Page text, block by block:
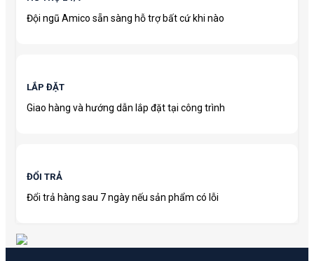
Đội ngũ Amico sẵn sàng hỗ trợ bất cứ khi nào
LẮP ĐẶT
Giao hàng và hướng dẫn lắp đặt tại công trình
ĐỔI TRẢ
Đổi trả hàng sau 7 ngày nếu sản phẩm có lỗi